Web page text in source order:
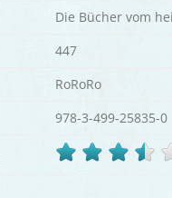
Die Bücher vom
447
RoRoRo
978-3-499-25835-0